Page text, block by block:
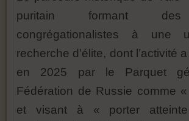
puritain formant des
congrégationalistes à une
recherche d’élite, dont l’activité
en 2025 par le Parquet
Fédération de Russie comme
et visant à « porter atteinte